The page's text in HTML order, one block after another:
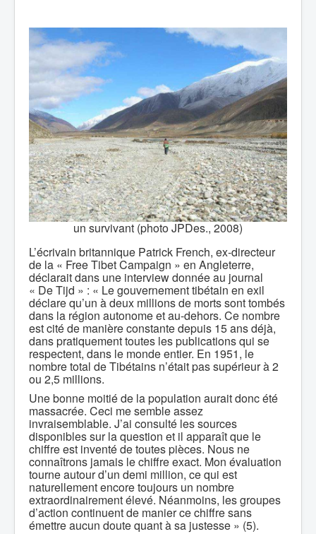
un survivant (photo JPDes., 2008)
L’écrivain britannique Patrick French, ex-directeur
de la « Free Tibet Campaign » en Angleterre,
déclarait dans une interview donnée au journal
« De Tijd » : « Le gouvernement tibétain en exil
déclare qu’un à deux millions de morts sont tombés
dans la région autonome et au-dehors. Ce nombre
est cité de manière constante depuis 15 ans déjà,
dans pratiquement toutes les publications qui se
respectent, dans le monde entier. En 1951, le
nombre total de Tibétains n’était pas supérieur à 2
ou 2,5 millions.
Une bonne moitié de la population aurait donc été
massacrée. Ceci me semble assez
invraisemblable. J’ai consulté les sources
disponibles sur la question et il apparaît que le
chiffre est inventé de toutes pièces. Nous ne
connaîtrons jamais le chiffre exact. Mon évaluation
tourne autour d’un demi million, ce qui est
naturellement encore toujours un nombre
extraordinairement élevé. Néanmoins, les groupes
d’action continuent de manier ce chiffre sans
émettre aucun doute quant à sa justesse » (5).